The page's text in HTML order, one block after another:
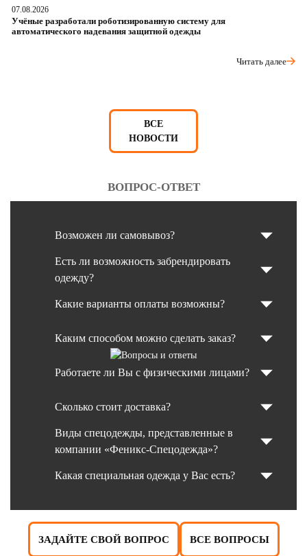
07.08.2026
Учёные разработали роботизированную систему для
автоматического надевания защитной одежды
Читать далее
ВСЕ
НОВОСТИ
ВОПРОС-ОТВЕТ
Возможен ли самовывоз?
Есть ли возможность забрендировать
одежду?
Какие варианты оплаты возможны?
Каким способом можно сделать заказ?
Работаете ли Вы с физическими лицами?
Сколько стоит доставка?
Виды спецодежды, представленные в
компании «Феникс-Спецодежда»?
Какая специальная одежда у Вас есть?
ЗАДАЙТЕ СВОЙ ВОПРОС ВСЕ ВОПРОСЫ